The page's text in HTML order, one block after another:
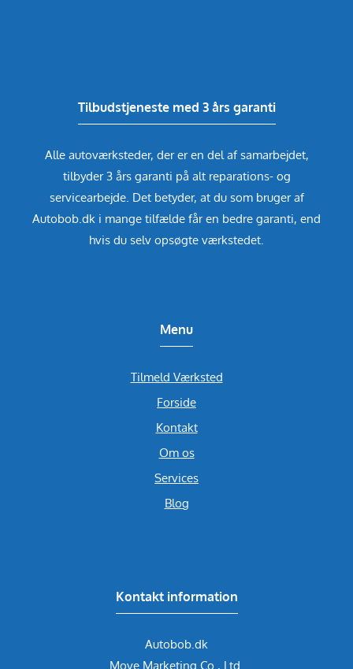
Tilbudstjeneste med 3 års garanti
Alle autoværksteder, der er en del af samarbejdet,
tilbyder 3 års garanti på alt reparations- og
servicearbejde. Det betyder, at du som bruger af
Autobob.dk i mange tilfælde får en bedre garanti, end
hvis du selv opsøgte værkstedet.
Menu
Tilmeld Værksted
Forside
Kontakt
Om os
Services
Blog
Kontakt information
Autobob.dk
Move Marketing Co., Ltd.